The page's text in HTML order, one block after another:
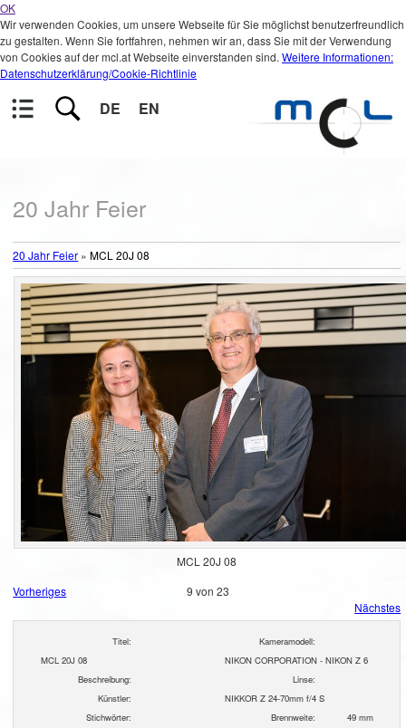
OK
Wir verwenden Cookies, um unsere Webseite für Sie möglichst benutzerfreundlich
zu gestalten. Wenn Sie fortfahren, nehmen wir an, dass Sie mit der Verwendung
von Cookies auf der mcl.at Webseite einverstanden sind. Weitere Informationen:
Datenschutzerklärung/Cookie-Richtlinie
DE EN
20 Jahr Feier
20 Jahr Feier »MCL 20J 08
MCL 20J 08
Vorheriges
9 von 23
Nächstes
Titel:
MCL 20J 08
Beschreibung:
Künstler:
Stichwörter:
Kameramodell:
NIKON CORPORATION - NIKON Z 6
Linse:
NIKKOR Z 24-70mm f/4 S
Brennweite:
49 mm